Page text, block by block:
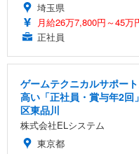
埼玉県
月給26万7,800円～45万
正社員
ゲームテクニカルサポー
高い「正社員・賞与年2回
区東品川
株式会社ELシステム
東京都